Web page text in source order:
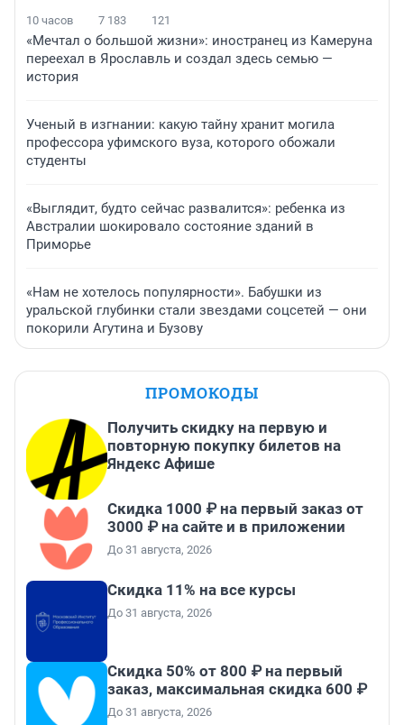
10 часов 7 183 121
«Мечтал о большой жизни»: иностранец из Камеруна
переехал в Ярославль и создал здесь семью —
история
Ученый в изгнании: какую тайну хранит могила
профессора уфимского вуза, которого обожали
студенты
«Выглядит, будто сейчас развалится»: ребенка из
Австралии шокировало состояние зданий в
Приморье
«Нам не хотелось популярности». Бабушки из
уральской глубинки стали звездами соцсетей — они
покорили Агутина и Бузову
ПРОМОКОДЫ
Получить скидку на первую и
повторную покупку билетов на
Яндекс Афише
Скидка 1000 ₽ на первый заказ от
3000 ₽ на сайте и в приложении
До 31 августа, 2026
Скидка 11% на все курсы
До 31 августа, 2026
Скидка 50% от 800 ₽ на первый
заказ, максимальная скидка 600 ₽
До 31 августа, 2026